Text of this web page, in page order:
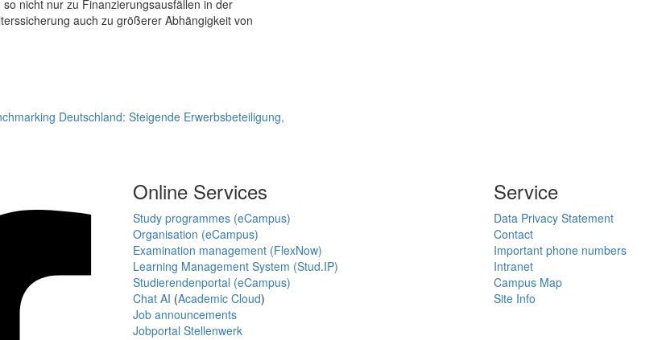
nicht nur zu Finanzierungsausfällen in der
auch zu größerer Abhängigkeit von
Deutschland: Steigende Erwerbsbeteiligung,
Online Services
Study programmes (eCampus)
Organisation (eCampus)
Examination management (FlexNow)
Learning Management System (Stud.IP)
Studierendenportal (eCampus)
Chat AI (Academic Cloud)
Job announcements
Jobportal Stellenwerk
Service
Data Privacy Statement
Contact
Important phone numbers
Intranet
Campus Map
Site Info